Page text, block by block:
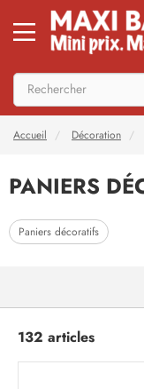
Accueil Décoration
PANIERS
Paniers décoratifs
132 articles